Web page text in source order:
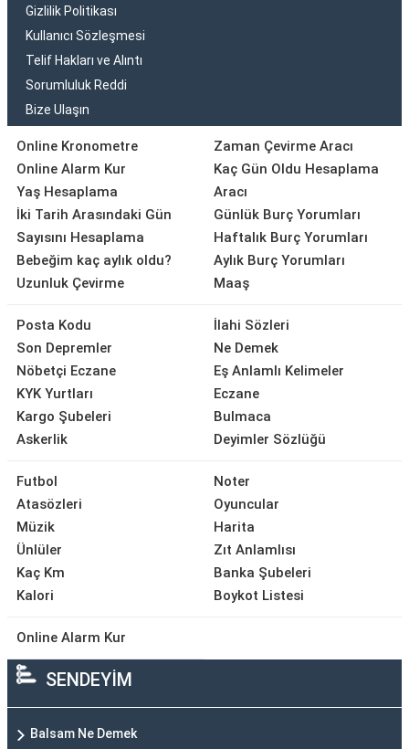
Gizlilik Politikası
Kullanıcı Sözleşmesi
Telif Hakları ve Alıntı
Sorumluluk Reddi
Bize Ulaşın
Online Kronometre
Online Alarm Kur
Yaş Hesaplama
İki Tarih Arasındaki Gün
Sayısını Hesaplama
Bebeğim kaç aylık oldu?
Uzunluk Çevirme
Zaman Çevirme Aracı
Kaç Gün Oldu Hesaplama
Aracı
Günlük Burç Yorumları
Haftalık Burç Yorumları
Aylık Burç Yorumları
Maaş
Posta Kodu
Son Depremler
Nöbetçi Eczane
KYK Yurtları
Kargo Şubeleri
Askerlik
İlahi Sözleri
Ne Demek
Eş Anlamlı Kelimeler
Eczane
Bulmaca
Deyimler Sözlüğü
Futbol
Atasözleri
Müzik
Ünlüler
Kaç Km
Kalori
Noter
Oyuncular
Harita
Zıt Anlamlısı
Banka Şubeleri
Boykot Listesi
Online Alarm Kur
SENDEYİM
Balsam Ne Demek